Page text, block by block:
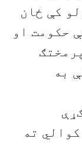
کې ځان
حکومت او
به
ته